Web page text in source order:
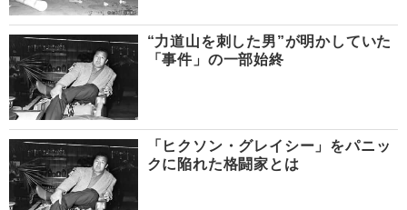
“力道山を刺した男”が明かしていた
「事件」の一部始終
「ヒクソン・グレイシー」をパニッ
クに陥れた格闘家とは